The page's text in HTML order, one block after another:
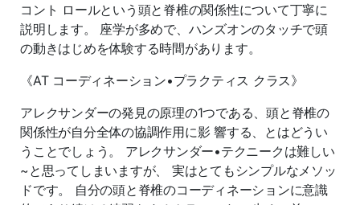
コント ロールという頭と脊椎の関係性について丁寧に
説明します。 座学が多めで、ハンズオンのタッチで頭
の動きはじめを体験する時間があります。
《AT コーディネーション•プラクティス クラス》
アレクサンダーの発見の原理の1つである、頭と脊椎の
関係性が自分全体の協調作用に影 響する、とはどうい
うことでしょう。 アレクサンダー•テクニークは難しい
~と思ってしまいますが、 実はとてもシンプルなメソッ
ドです。 自分の頭と脊椎のコーディネーションに意識